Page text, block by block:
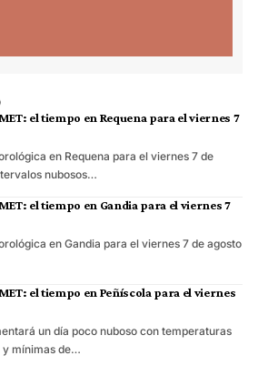
el tiempo en Requena para el viernes 7
en Requena para el viernes 7 de
nubosos…
el tiempo en Gandia para el viernes 7
en Gandia para el viernes 7 de agosto
el tiempo en Peñíscola para el viernes
un día poco nuboso con temperaturas
y mínimas de…